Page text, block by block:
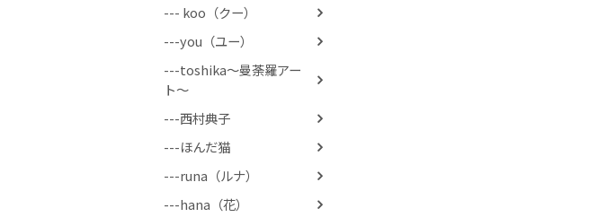
--- koo（クー）
---you（ユー）
---toshika〜曼荼羅アー
ト〜
---西村典子
---ほんだ猫
---runa（ルナ）
---hana（花）